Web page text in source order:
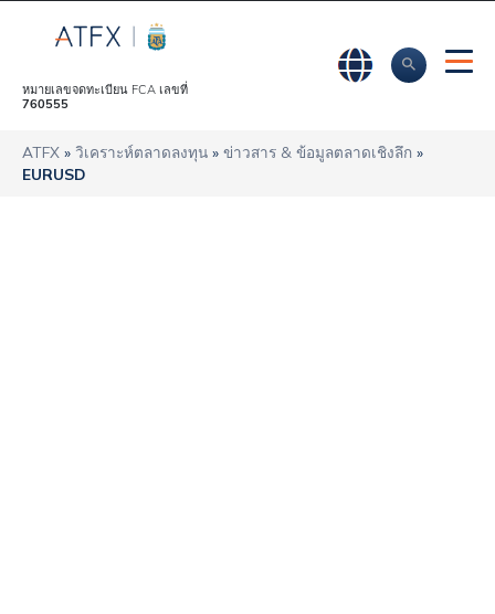
หมายเลขจดทะเบียน FCA เลขที่
760555
ATFX » วิเคราะห์ตลาดลงทุน » ข่าวสาร & ข้อมูลตลาดเชิงลึก »
EURUSD